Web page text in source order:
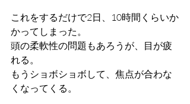
これをするだけで2日、10時間くらいか
かってしまった。
頭の柔軟性の問題もあろうが、目が疲
れる。
もうショボショボして、焦点が合わな
くなってくる。